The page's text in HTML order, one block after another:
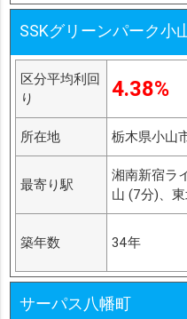
SSKグリーンパーク小
区分平均利回
り
4.38%
所在地 栃木県小山
最寄り駅
湘南新宿ラ
山 (7分)、
築年数 34年
サーパス八幡町